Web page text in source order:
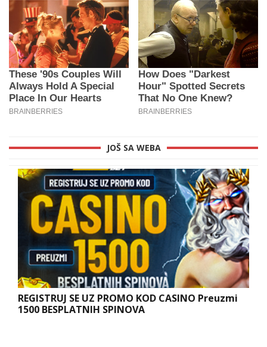
JOŠ SA WEBA
REGISTRUJ SE UZ PROMO KOD CASINO Preuzmi
1500 BESPLATNIH SPINOVA